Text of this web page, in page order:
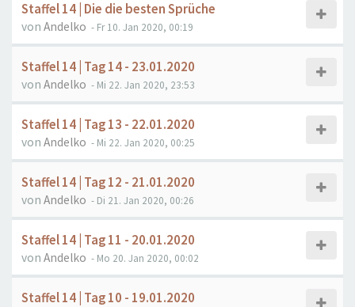
Staffel 14 | Die die besten Sprüche
von Andelko - Fr 10. Jan 2020, 00:19
Staffel 14 | Tag 14 - 23.01.2020
von Andelko - Mi 22. Jan 2020, 23:53
Staffel 14 | Tag 13 - 22.01.2020
von Andelko - Mi 22. Jan 2020, 00:25
Staffel 14 | Tag 12 - 21.01.2020
von Andelko - Di 21. Jan 2020, 00:26
Staffel 14 | Tag 11 - 20.01.2020
von Andelko - Mo 20. Jan 2020, 00:02
Staffel 14 | Tag 10 - 19.01.2020